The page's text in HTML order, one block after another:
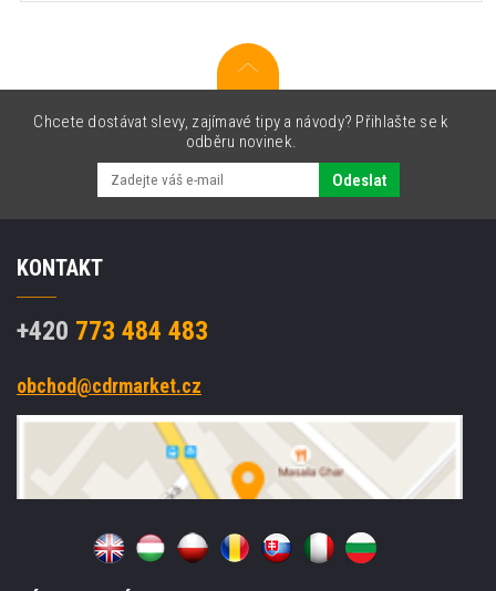
Chcete dostávat slevy, zajímavé tipy a návody? Přihlašte se k
odběru novinek.
Odeslat
KONTAKT
+420 773 484 483
obchod@cdrmarket.cz